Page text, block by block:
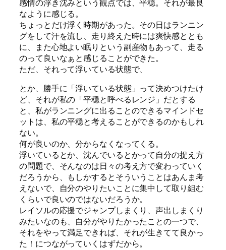
感情の浮き沈みという観点では、平穏。それが最良
なように感じる。
ちょっとだけ浮く時期があった。その日はランニン
グをして汗を流し、走り終えた時には爽快感ととも
に、また心地よい眠りという副産物もあって、走る
のって良いなぁと感じることができた。
ただ、それって浮いている状態で、
とか、勝手に「浮いている状態」って決めつけたけ
ど、それが私の「平穏と呼べるレンジ」だとする
と、私がランニングに出ることのできるマインドセ
ットは、私の平穏と考えることができるのかもしれ
ない。
何が良いのか、分からなくなってくる。
浮いているとか、沈んでいるとかって自分の捉え方
の問題で、そんなのは日々の考え方で変わっていく
だろうから、もしかするとそういうことはあんま考
えないで、自分のやりたいことに集中して取り組む
くらいで良いのではないだろうか。
レイソルの応援でジャンプしまくり、声出しまくり
みたいなのも、自分がやりたかったことの一つで、
それをやって満足できれば、それが生きてて良かっ
た！につながっていくはずだから。